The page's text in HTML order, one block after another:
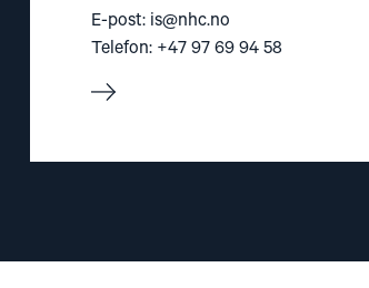
E-post: is@nhc.no
Telefon: +47 97 69 94 58